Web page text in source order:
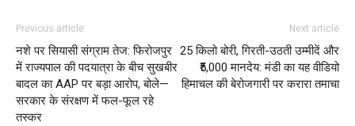
About
Contact us
Subscription Plans
My account
Previous article
नशे पर सियासी संग्राम तेज: फिरोजपुर
में राज्यपाल की पदयात्रा के बीच सुखबीर
बादल का AAP पर बड़ा आरोप, बोले—
सरकार के संरक्षण में फल-फूल रहे
तस्कर
Next article
25 किलो बोरी, गिरती-उठती उम्मीदें और
₹5,000 मानदेय: मंडी का यह वीडियो
हिमाचल की बेरोजगारी पर करारा तमाचा